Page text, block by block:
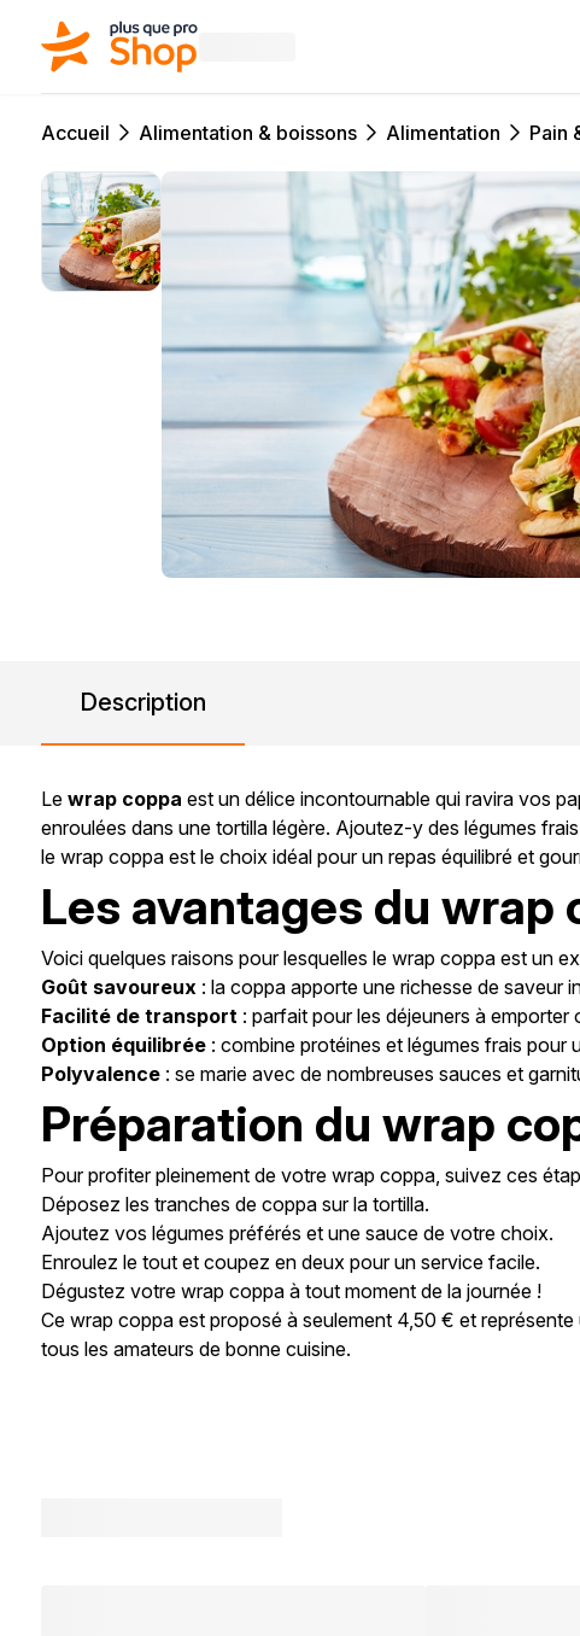
Accueil Alimentation & boissons Alimentation Pain
Description
Lewrap coppa est un délice incontournable qui ravira vos
enroulées dans une tortilla légère. Ajoutez-y des légumes
le wrap coppa est le choix idéal pour un repas équilibré et
Les avantages du wrap
Voici quelques raisons pour lesquelles le wrap coppa est un
Goût savoureux : la coppa apporte une richesse de saveur
Facilité de transport : parfait pour les déjeuners à emporter
Option équilibrée : combine protéines et légumes frais pour
Polyvalence : se marie avec de nombreuses sauces et
Préparation du wrap
Pour profiter pleinement de votre wrap coppa, suivez ces
Déposez les tranches de coppa sur la tortilla.
Ajoutez vos légumes préférés et une sauce de votre choix.
Enroulez le tout et coupez en deux pour un service facile.
Dégustez votre wrap coppa à tout moment de la journée !
Ce wrap coppa est proposé à seulement 4,50 € et
tous les amateurs de bonne cuisine.